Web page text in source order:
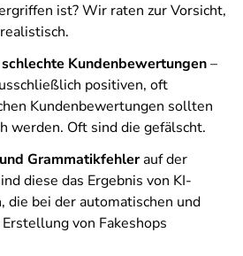
ist? Wir raten zur Vorsicht,
Kundenbewertungen–
positiven, oft
Kundenbewertungen sollten
werden. Oft sind die gefälscht.
Grammatikfehlerauf der
diese das Ergebnis von KI-
die bei der automatischen und
von Fakeshops